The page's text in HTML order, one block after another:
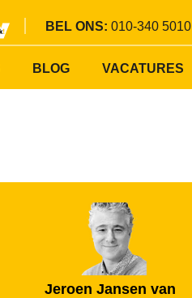
BEL ONS: 010-340 5010
BLOG VACATURES
Jeroen Jansen van